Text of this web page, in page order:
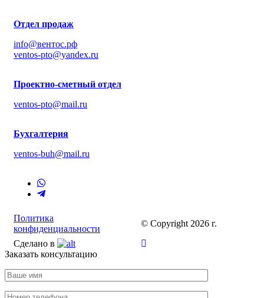
Отдел продаж
info@вентос.рф
ventos-pto@yandex.ru
Проектно-сметный отдел
ventos-pto@mail.ru
Бухгалтерия
ventos-buh@mail.ru
Политика
конфиденциальности
© Copyright 2026 г.
Сделано в
Заказать консультацию